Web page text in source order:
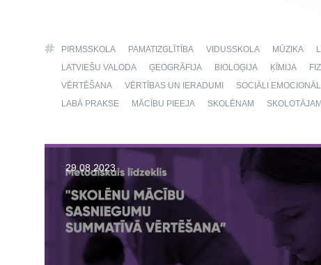
PIRMSSKOLA PAMATIZGLĪTĪBA VIDUSSKOLA MŪZIKA
LATVIEŠU VALODA
ĢEOGRĀFIJA BIOLOĢIJA ĶĪMIJA
VĒRTĒŠANA
VĒRTĪBAS UN IERADUMI SOCIĀLI
LABĀ PRAKSE
MĀCĪBU PIEEJA SKOLĒNAM SKOLOTĀJAM
29.08.2023